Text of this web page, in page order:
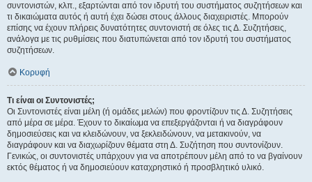
συντονιστών, κλπ., εξαρτώνται από τον ιδρυτή του συστήματος συζητήσεων και
τι δικαιώματα αυτός ή αυτή έχει δώσει στους άλλους διαχειριστές. Μπορούν
επίσης να έχουν πλήρεις δυνατότητες συντονιστή σε όλες τις Δ. Συζητήσεις,
ανάλογα με τις ρυθμίσεις που διατυπώνεται από τον ιδρυτή του συστήματος
συζητήσεων.
Κορυφή
Τι είναι οι Συντονιστές;
Οι Συντονιστές είναι μέλη (ή ομάδες μελών) που φροντίζουν τις Δ. Συζητήσεις
από μέρα σε μέρα. Έχουν το δικαίωμα να επεξεργάζονται ή να διαγράφουν
δημοσιεύσεις και να κλειδώνουν, να ξεκλειδώνουν, να μετακινούν, να
διαγράφουν και να διαχωρίζουν θέματα στη Δ. Συζήτηση που συντονίζουν.
Γενικώς, οι συντονιστές υπάρχουν για να αποτρέπουν μέλη από το να βγαίνουν
εκτός θέματος ή να δημοσιεύουν καταχρηστικό ή προσβλητικό υλικό.